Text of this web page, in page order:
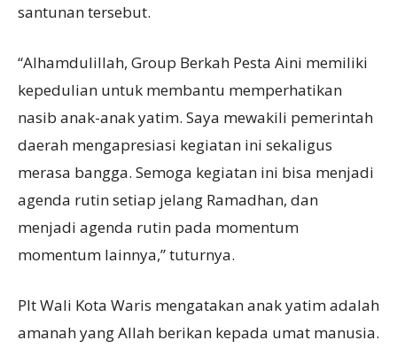
santunan tersebut.
“Alhamdulillah, Group Berkah Pesta Aini memiliki
kepedulian untuk membantu memperhatikan
nasib anak-anak yatim. Saya mewakili pemerintah
daerah mengapresiasi kegiatan ini sekaligus
merasa bangga. Semoga kegiatan ini bisa menjadi
agenda rutin setiap jelang Ramadhan, dan
menjadi agenda rutin pada momentum
momentum lainnya,” tuturnya.
Plt Wali Kota Waris mengatakan anak yatim adalah
amanah yang Allah berikan kepada umat manusia.